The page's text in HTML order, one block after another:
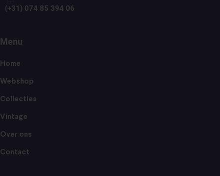
(+31) 074 85 394 06
Menu
Home
Webshop
Collecties
Vintage
Over ons
Contact